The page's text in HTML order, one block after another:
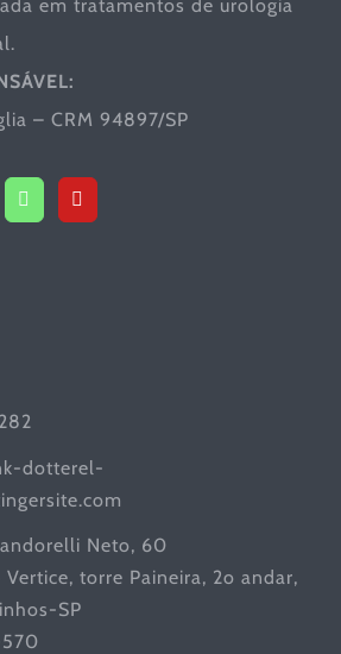
em tratamentos de urologia
– CRM 94897/SP
dotterel-
Neto, 60
torre Paineira, 2o andar,
SP
570